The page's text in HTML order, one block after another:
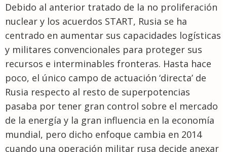
Debido al anterior tratado de la no proliferación
nuclear y los acuerdos START, Rusia se ha
centrado en aumentar sus capacidades logísticas
y militares convencionales para proteger sus
recursos e interminables fronteras. Hasta hace
poco, el único campo de actuación ‘directa’ de
Rusia respecto al resto de superpotencias
pasaba por tener gran control sobre el mercado
de la energía y la gran influencia en la economía
mundial, pero dicho enfoque cambia en 2014
cuando una operación militar rusa decide anexar